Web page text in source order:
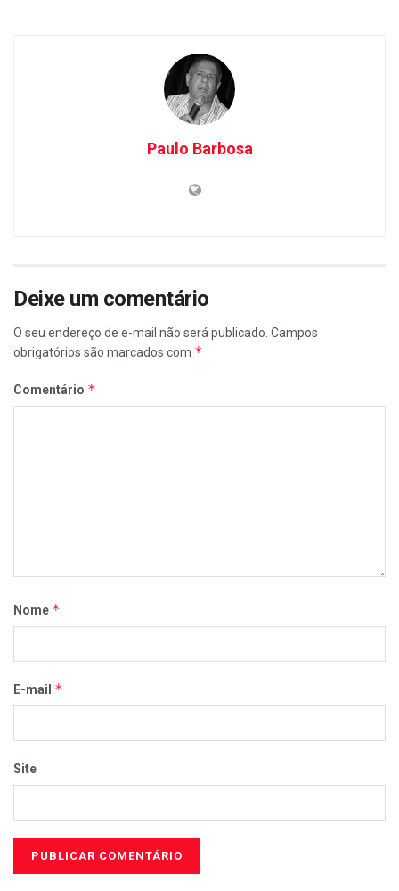
Paulo Barbosa
Deixe um comentário
O seu endereço de e-mail não será publicado. Campos
obrigatórios são marcados com *
Comentário *
Nome *
E-mail *
Site